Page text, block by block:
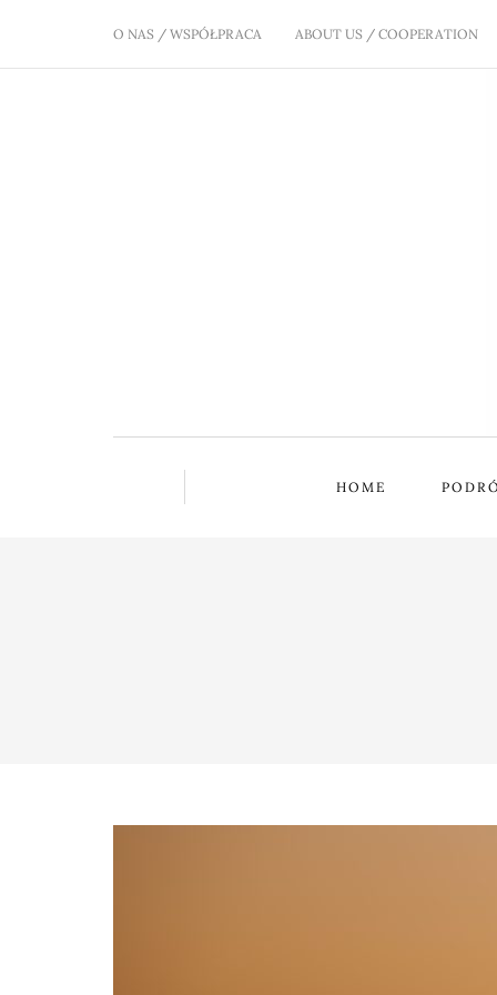
O NAS / WSPÓŁPRACA ABOUT US / COOPERATION
HOME